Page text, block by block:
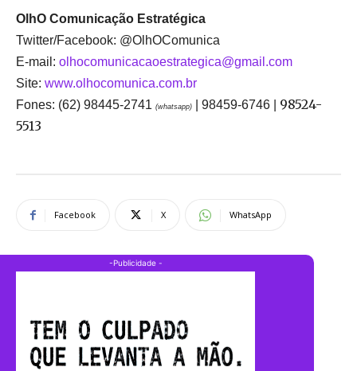
OlhO Comunicação Estratégica
Twitter/Facebook: @OlhOComunica
E-mail: olhocomunicacaoestrategica@gmail.com
Site: www.olhocomunica.com.br
Fones: (62) 98445-2741 (whatsapp) | 98459-6746 | 98524-
5513
Facebook X WhatsApp
-Publicidade -